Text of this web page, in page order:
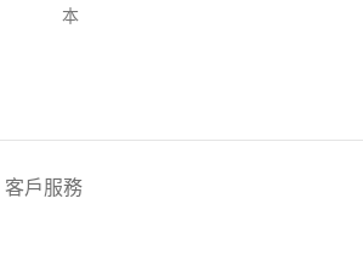
本
客戶服務